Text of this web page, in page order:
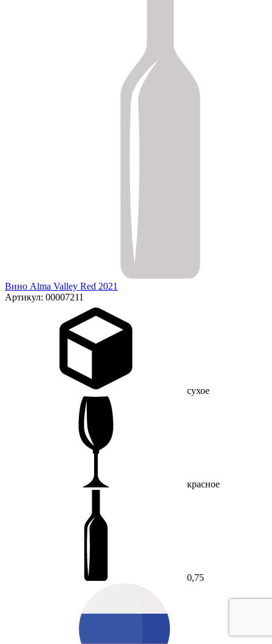
Вино Alma Valley Red 2021
Артикул: 00007211
сухое
красное
0,75